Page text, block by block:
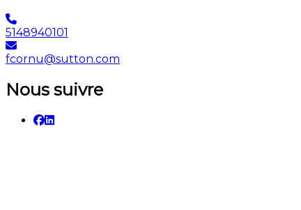
5148940101
fcornu@sutton.com
Nous suivre